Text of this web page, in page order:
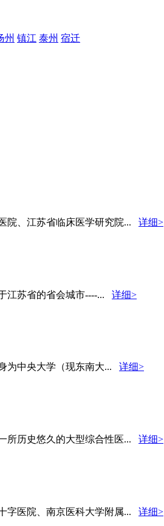
州 镇江 泰州 宿迁
院、江苏省临床医学研究院... 详细>
江苏省的省会城市----... 详细>
为中央大学（现东南大... 详细>
所历史悠久的大型综合性医... 详细>
字医院、南京医科大学附属... 详细>